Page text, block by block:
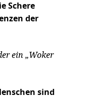
Schere
der
ein „Woker
sind